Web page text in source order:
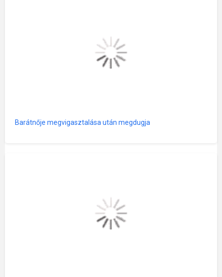
Barátnője megvigasztalása után megdugja